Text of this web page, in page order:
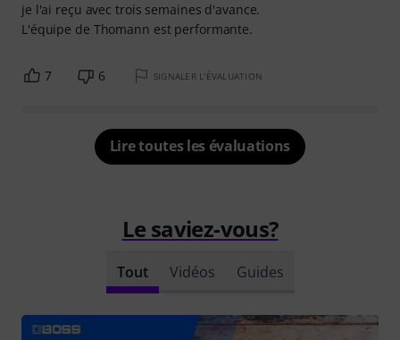
je l'ai reçu avec trois semaines d'avance.
L'équipe de Thomann est performante.
7 6 SIGNALER L'ÉVALUATION
Lire toutes les évaluations
Le saviez-vous?
Tout Vidéos Guides